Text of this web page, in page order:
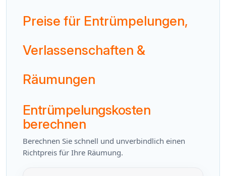
Preise für Entrümpelungen,
Verlassenschaften &
Räumungen
Entrümpelungskosten
berechnen
Berechnen Sie schnell und unverbindlich einen
Richtpreis für Ihre Räumung.